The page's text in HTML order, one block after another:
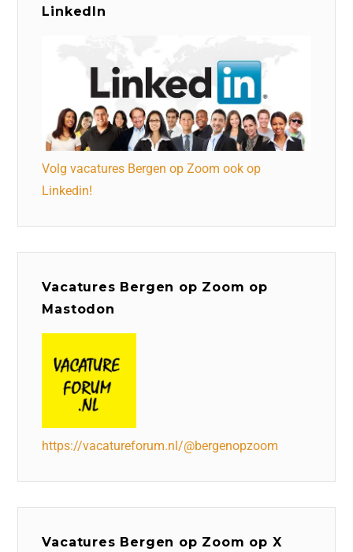
LinkedIn
Volg vacatures Bergen op Zoom ook op
Linkedin!
Vacatures Bergen op Zoom op
Mastodon
https://vacatureforum.nl/@bergenopzoom
Vacatures Bergen op Zoom op X